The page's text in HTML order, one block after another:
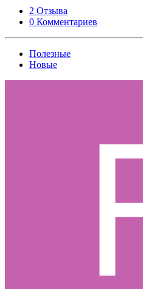
2 Отзыва
0 Комментариев
Полезные
Новые